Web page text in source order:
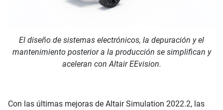
El diseño de sistemas electrónicos, la depuración y el
mantenimiento posterior a la producción se simplifican y
aceleran con Altair EEvision.
Con las últimas mejoras de Altair Simulation 2022.2, las